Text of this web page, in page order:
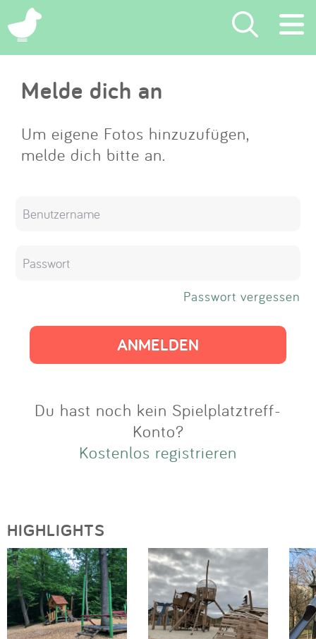
×
Suchen
Eintragen
App
Melde dich an
Um eigene Fotos hinzuzufügen,
melde dich bitte an.
Passwort vergessen
Du hast noch kein Spielplatztreff-
Konto?
Kostenlos registrieren
HIGHLIGHTS